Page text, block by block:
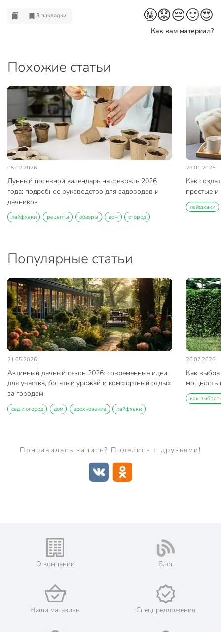
В закладки 🤬😟😔🙂😍
Как вам материал?
Похожие статьи
05.02.2026
Лунный посевной календарь на февраль 2026
года: подробное руководство для садоводов и
дачников
лайфхаки рецепты обзоры дом огород
29.01.2026
Как
простые
лайфхаки
Популярные статьи
21.05.2026
Активный дачный сезон 2026: современные идеи
для участка, богатый урожай и комфортный отдых
за городом
сад и огород дом вдохновение лайфхаки
20.07.2026
Как
мощность
как
Понравилась запись? Поделись с друзьями!
О компании Блог
Наши магазины Спецпредложения